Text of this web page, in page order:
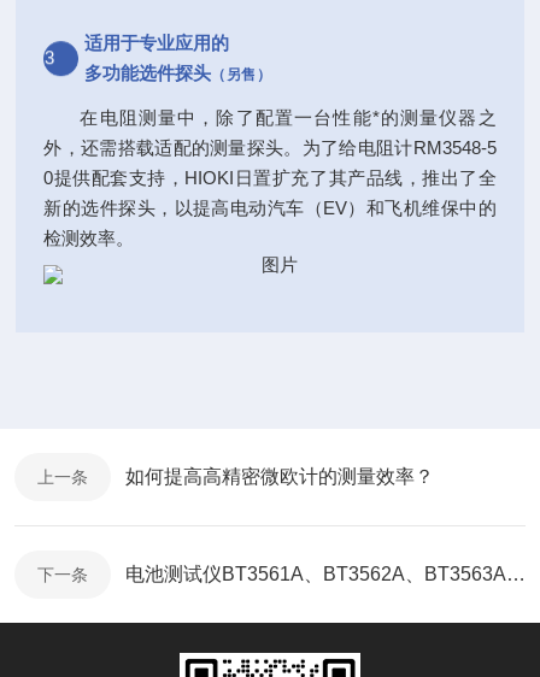
3
适用于专业应用的
多功能选件探头 （另售）
在电阻测量中，除了配置一台性能*的测量仪器之
外，还需搭载适配的测量探头。为了给电阻计RM3548-5
0提供配套支持，HIOKI日置扩充了其产品线，推出了全
新的选件探头，以提高电动汽车（EV）和飞机维保中的
检测效率。
上一条 如何提高高精密微欧计的测量效率？
下一条 电池测试仪BT3561A、BT3562A、BT3563A上市